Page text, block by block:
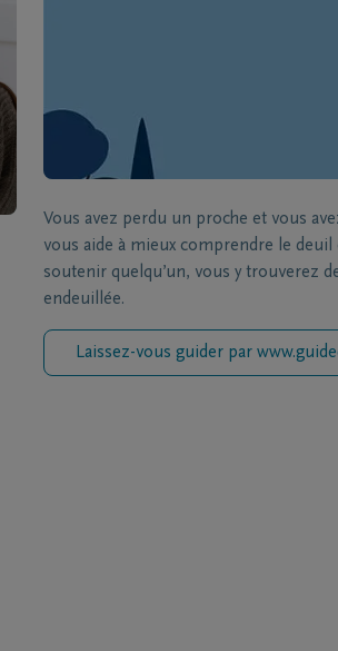
Vous avez perdu un proche et vous
vous aide à mieux comprendre le
soutenir quelqu’un, vous y trouverez
endeuillée.
Laissez-vous guider par